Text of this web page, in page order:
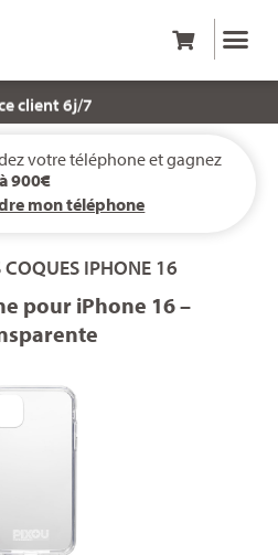
client 6j/7
votre téléphone et gagnez
900€
mon téléphone
COQUES IPHONE 16
pour iPhone 16 –